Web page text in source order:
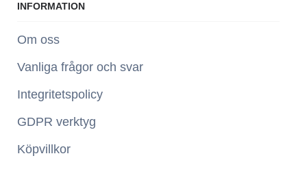
INFORMATION
Om oss
Vanliga frågor och svar
Integritetspolicy
GDPR verktyg
Köpvillkor